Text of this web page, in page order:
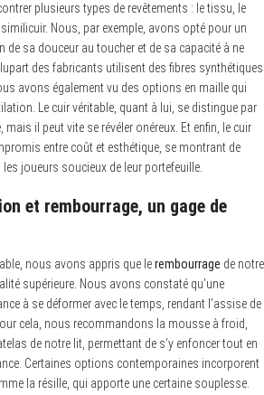
plusieurs types de revêtements : le tissu, le
Nous, par exemple, avons opté pour un
de sa douceur au toucher et de sa capacité à ne
des fabricants utilisent des fibres synthétiques
avons également vu des options en maille qui
Le cuir véritable, quant à lui, se distingue par
il peut vite se révéler onéreux. Et enfin, le cuir
entre coût et esthétique, se montrant de
joueurs soucieux de leur portefeuille.
et rembourrage, un gage de
nous avons appris que lerembourrage de notre
supérieure. Nous avons constaté qu’une
à se déformer avec le temps, rendant l’assise de
cela, nous recommandons la mousse à froid,
de notre lit, permettant de s’y enfoncer tout en
Certaines options contemporaines incorporent
la résille, qui apporte une certaine souplesse.